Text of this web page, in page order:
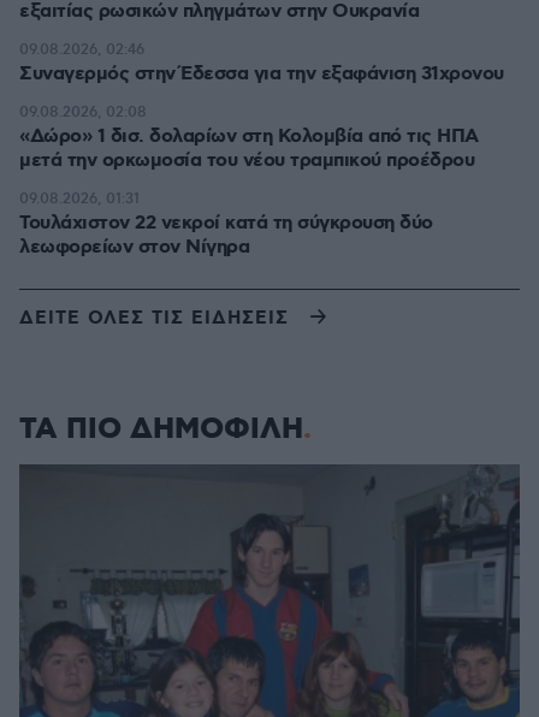
εξαιτίας ρωσικών πληγμάτων στην Ουκρανία
Συναγερμός στην Έδεσσα για την εξαφάνιση 31χρονου
09.08.2026, 02:46
«Δώρο» 1 δισ. δολαρίων στη Κολομβία από τις ΗΠΑ
μετά την ορκωμοσία του νέου τραμπικού προέδρου
09.08.2026, 02:08
Τουλάχιστον 22 νεκροί κατά τη σύγκρουση δύο
λεωφορείων στον Νίγηρα
09.08.2026, 01:31
ΔΕΙΤΕ ΟΛΕΣ ΤΙΣ ΕΙΔΗΣΕΙΣ
ΤΑ ΠΙΟ ΔΗΜΟΦΙΛΗ